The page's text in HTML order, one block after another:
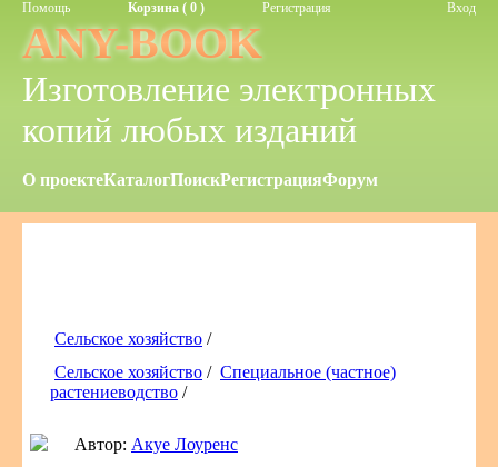
Помощь Корзина ( 0 ) Регистрация Вход
ANY-BOOK
Изготовление электронных
копий любых изданий
О проектеКаталогПоискРегистрацияФорум
Сельское хозяйство /
Сельское хозяйство / Специальное (частное)
растениеводство /
Автор: Акуе Лоуренс